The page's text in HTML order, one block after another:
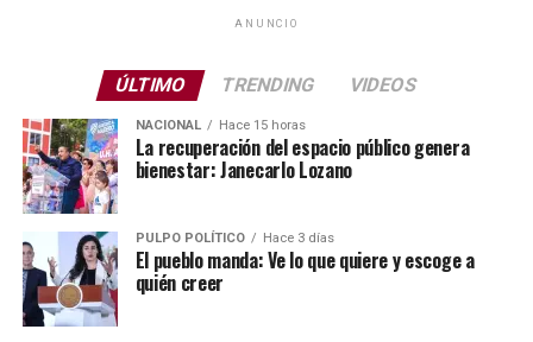
ANUNCIO
ÚLTIMO TRENDING VIDEOS
NACIONAL Hace 15 horas
La recuperación del espacio público genera
bienestar: Janecarlo Lozano
PULPO POLÍTICO Hace 3 días
El pueblo manda: Ve lo que quiere y escoge a
quién creer